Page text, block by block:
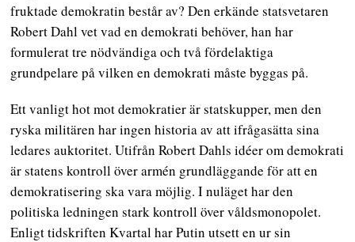
fruktade demokratin består av? Den erkände statsvetaren
Robert Dahl vet vad en demokrati behöver, han har
formulerat tre nödvändiga och två fördelaktiga
grundpelare på vilken en demokrati måste byggas på.
Ett vanligt hot mot demokratier är statskupper, men den
ryska militären har ingen historia av att ifrågasätta sina
ledares auktoritet. Utifrån Robert Dahls idéer om demokrati
är statens kontroll över armén grundläggande för att en
demokratisering ska vara möjlig. I nuläget har den
politiska ledningen stark kontroll över våldsmonopolet.
Enligt tidskriften Kvartal har Putin utsett en ur sin